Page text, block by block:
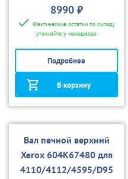
8990 ₽
Фактические остатки по складу
уточняйте у менеджера
Подробнее
В корзину
Вал печной верхний
Xerox 604K67480 для
4110/4112/4595/D95